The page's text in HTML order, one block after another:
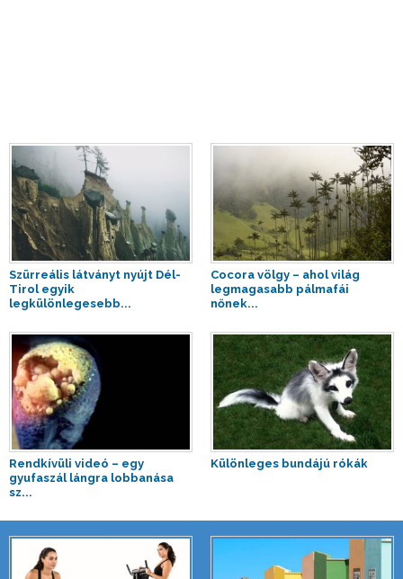
Szürreális látványt nyújt Dél-
Tirol egyik
legkülönlegesebb...
Cocora völgy – ahol világ
legmagasabb pálmafái
nőnek...
Rendkívüli videó – egy
gyufaszál lángra lobbanása
sz...
Különleges bundájú rókák